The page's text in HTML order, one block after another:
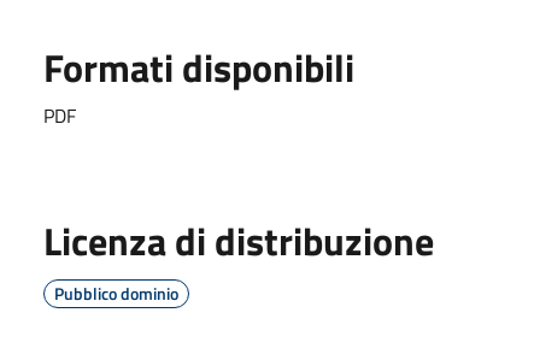
Formati disponibili
PDF
Licenza di distribuzione
Pubblico dominio